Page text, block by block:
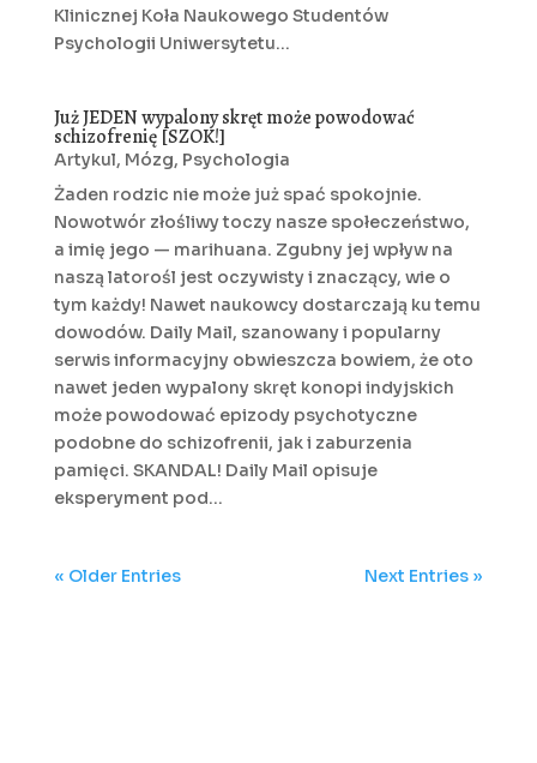
Klinicznej Koła Naukowego Studentów
Psychologii Uniwersytetu...
Już JEDEN wypalony skręt może powodować
schizofrenię [SZOK!]
Artykul, Mózg, Psychologia
Żaden rodzic nie może już spać spokojnie.
Nowotwór złośliwy toczy nasze społeczeństwo,
a imię jego — marihuana. Zgubny jej wpływ na
naszą latorośl jest oczywisty i znaczący, wie o
tym każdy! Nawet naukowcy dostarczają ku temu
dowodów. Daily Mail, szanowany i popularny
serwis informacyjny obwieszcza bowiem, że oto
nawet jeden wypalony skręt konopi indyjskich
może powodować epizody psychotyczne
podobne do schizofrenii, jak i zaburzenia
pamięci. SKANDAL! Daily Mail opisuje
eksperyment pod...
« Older Entries Next Entries »